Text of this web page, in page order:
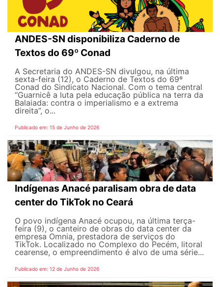
ANDES-SN disponibiliza Caderno de
Textos do 69º Conad
A Secretaria do ANDES-SN divulgou, na última
sexta-feira (12), o Caderno de Textos do 69º
Conad do Sindicato Nacional. Com o tema central
“Guarnicê a luta pela educação pública na terra da
Balaiada: contra o imperialismo e a extrema
direita”, o...
Publicado em: 15 de Junho de 2026
Indígenas Anacé paralisam obra de data
center do TikTok no Ceará
O povo indígena Anacé ocupou, na última terça-
feira (9), o canteiro de obras do data center da
empresa Omnia, prestadora de serviços do
TikTok. Localizado no Complexo do Pecém, litoral
cearense, o empreendimento é alvo de uma série...
Publicado em: 12 de Junho de 2026